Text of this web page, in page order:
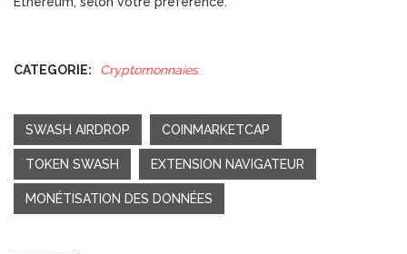
CATEGORIE: Cryptomonnaies
SWASH AIRDROP COINMARKETCAP
TOKEN SWASH EXTENSION NAVIGATEUR
MONÉTISATION DES DONNÉES